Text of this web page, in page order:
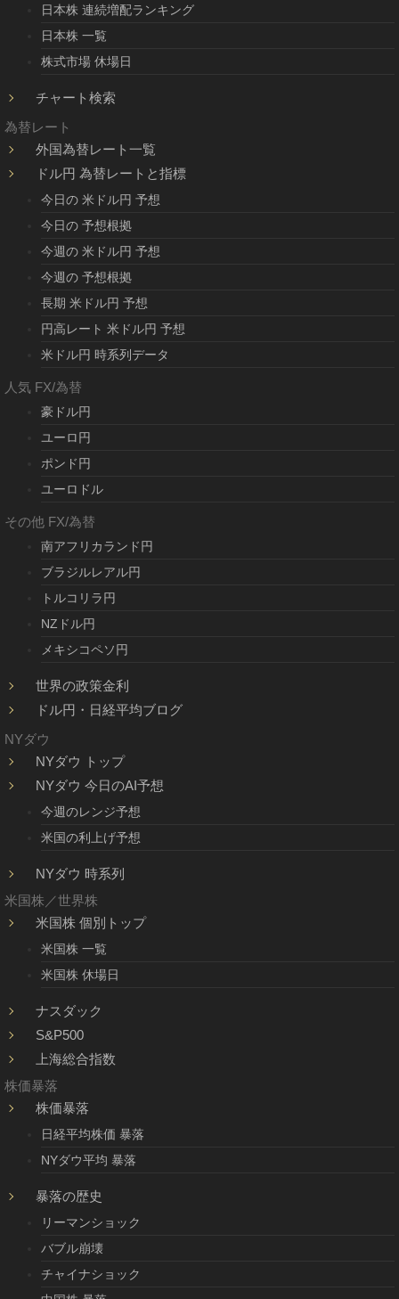
日本株 連続増配ランキング
日本株 一覧
株式市場 休場日
チャート検索
為替レート
外国為替レート一覧
ドル円 為替レートと指標
今日の 米ドル円 予想
今日の 予想根拠
今週の 米ドル円 予想
今週の 予想根拠
長期 米ドル円 予想
円高レート 米ドル円 予想
米ドル円 時系列データ
人気 FX/為替
豪ドル円
ユーロ円
ポンド円
ユーロドル
その他 FX/為替
南アフリカランド円
ブラジルレアル円
トルコリラ円
NZドル円
メキシコペソ円
世界の政策金利
ドル円・日経平均ブログ
NYダウ
NYダウ トップ
NYダウ 今日のAI予想
今週のレンジ予想
米国の利上げ予想
NYダウ 時系列
米国株／世界株
米国株 個別トップ
米国株 一覧
米国株 休場日
ナスダック
S&P500
上海総合指数
株価暴落
株価暴落
日経平均株価 暴落
NYダウ平均 暴落
暴落の歴史
リーマンショック
バブル崩壊
チャイナショック